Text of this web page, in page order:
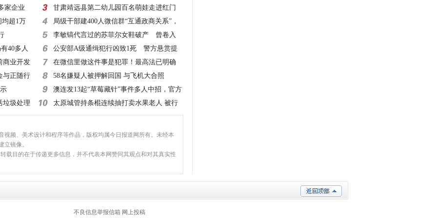
家企业
均超1万
40多人
商业开发
与正随行
垃圾处理
一律立案侦查
甘肃靖远县第二幼儿园百名萌娃走进红门
零距离体验消防
局级干部建400人微信群“互通政商关系”，
该查！
李敏镐代言过的苏菲尔女鞋破产 曾卷入
超50起诉讼
公安部A级通缉犯行凶致1死 警方悬赏提
高至20万元！
在微信里做这件事是犯罪！最高法已明确
58名嫌疑人被押解回国 与飞机大合照
澳连发13起“草莓藏针”事件多人中招，官方
建议：切碎再吃
太原城管持条棍连续抽打卖水果老人 被行
拘10日
视频、美术设计和程序等作品，版权均属今日报道网所有。未经本
立镜像。
载目的在于传递更多信息，并不代表本网赞同其观点和对其真实性
不良信息举报信箱 网上投稿